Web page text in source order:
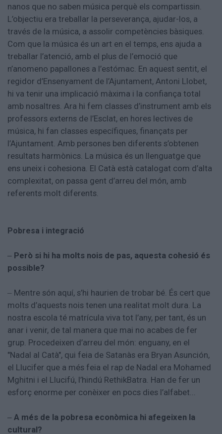
nanos que no saben música perquè els compartissin.
L’objectiu era treballar la perseverança, ajudar-los, a
través de la música, a assolir competències bàsiques.
Com que la música és un art en el temps, ens ajuda a
treballar l’atenció, amb el plus de l’emoció que
n’anomeno papallones a l’estómac. En aquest sentit, el
regidor d’Ensenyament de l’Ajuntament, Antoni Llobet,
hi va tenir una implicació màxima i la confiança total
amb nosaltres. Ara hi fem classes d’instrument amb els
professors externs de l’Esclat, en hores lectives de
música, hi fan classes específiques, finançats per
l’Ajuntament. Amb persones ben diferents s’obtenen
resultats harmònics. La música és un llenguatge que
ens uneix i cohesiona. El Catà està catalogat com d’alta
complexitat, on passa gent d’arreu del món, amb
referents molt diferents.
Pobresa i integració
– Però si hi ha molts nois de pas, aquesta cohesió és
possible?
– Mentre són aquí, s’hi haurien de trobar bé. És cert que
molts d’aquests nois tenen una realitat molt dura. La
nostra escola té matrícula viva tot l’any, per tant, és un
anar i venir, de tal manera que mai no acabes de fer
grup. Procedeixen d’arreu del món: enguany, en el
"Nadal al Catà", qui feia de Satanàs era Bryan Asunción,
el Llucifer que a més feia el rap de Nadal era Mohamed
Mghitni i el Llucifú, l’hindú RethikBatra. Han de fer un
esforç enorme per conèixer en pocs dies l’alfabet...
– A més de la pobresa econòmica hi afegeixen la
cultural?